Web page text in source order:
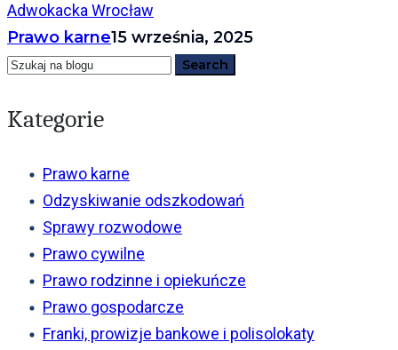
Adwokacka Wrocław
Prawo karne15 września, 2025
Kategorie
Prawo karne
Odzyskiwanie odszkodowań
Sprawy rozwodowe
Prawo cywilne
Prawo rodzinne i opiekuńcze
Prawo gospodarcze
Franki, prowizje bankowe i polisolokaty